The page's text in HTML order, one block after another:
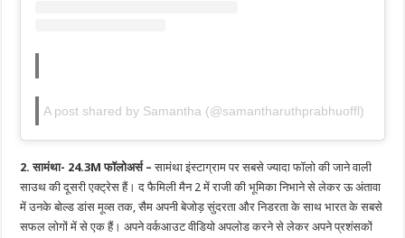
A post shared by Samantha (@samantharuthprabhuoffl)
2. सामंथा- 24.3M फॉलोअर्स –सामंथा इंस्टाग्राम पर सबसे ज्यादा फॉलो की जाने वाली
साउथ की दूसरी एक्ट्रेस हैं। द फैमिली मैन 2 में राजी की भूमिका निभाने से लेकर ऊ अंतावा
में उनके बोल्ड डांस मूव्स तक, सैम अपनी बेजोड़ सुंदरता और निडरता के साथ भारत के सबसे
सफल लोगों में से एक हैं। अपने वर्कआउट वीडियो अपलोड करने से लेकर अपने प्रशंसकों